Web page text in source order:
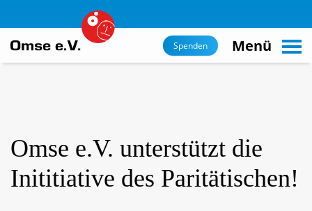
Zum
Hauptinhalt
navigieren Spenden Menü
Omse e.V. unterstützt die
Inititiative des Paritätischen!